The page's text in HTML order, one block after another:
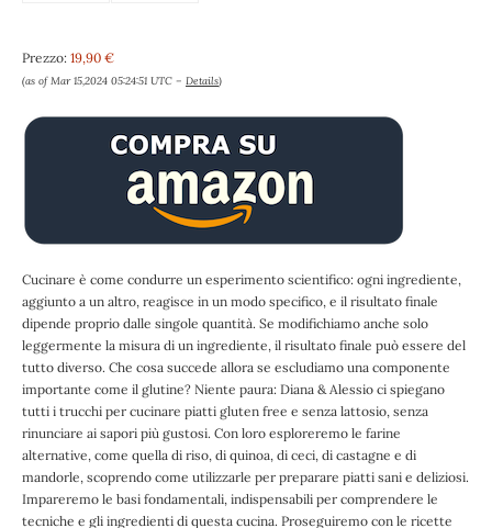
Prezzo: 19,90 €
(as of Mar 15,2024 05:24:51 UTC – Details)
Cucinare è come condurre un esperimento scientifico: ogni ingrediente,
aggiunto a un altro, reagisce in un modo specifico, e il risultato finale
dipende proprio dalle singole quantità. Se modifichiamo anche solo
leggermente la misura di un ingrediente, il risultato finale può essere del
tutto diverso. Che cosa succede allora se escludiamo una componente
importante come il glutine? Niente paura: Diana & Alessio ci spiegano
tutti i trucchi per cucinare piatti gluten free e senza lattosio, senza
rinunciare ai sapori più gustosi. Con loro esploreremo le farine
alternative, come quella di riso, di quinoa, di ceci, di castagne e di
mandorle, scoprendo come utilizzarle per preparare piatti sani e deliziosi.
Impareremo le basi fondamentali, indispensabili per comprendere le
tecniche e gli ingredienti di questa cucina. Proseguiremo con le ricette